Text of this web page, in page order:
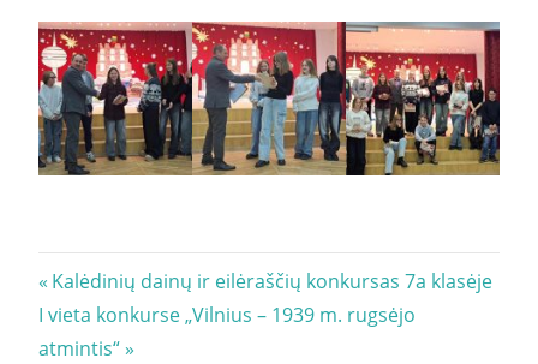
Navigacija
tarp
Previous
Post:
Kalėdinių dainų ir eilėraščių konkursas 7a klasėje
Next
Post:
I vieta konkurse „Vilnius – 1939 m. rugsėjo
atmintis“